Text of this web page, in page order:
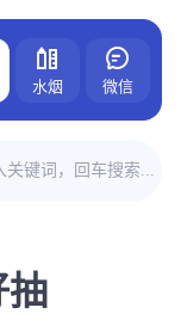
水烟 微信
抽